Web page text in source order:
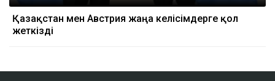
Қазақстан мен Австрия жаңа келісімдерге қол
жеткізді